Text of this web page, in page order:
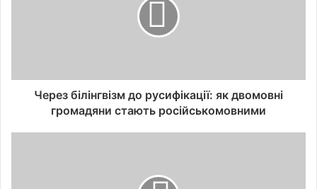
Через білінгвізм до русифікації: як двомовні
громадяни стають російськомовними